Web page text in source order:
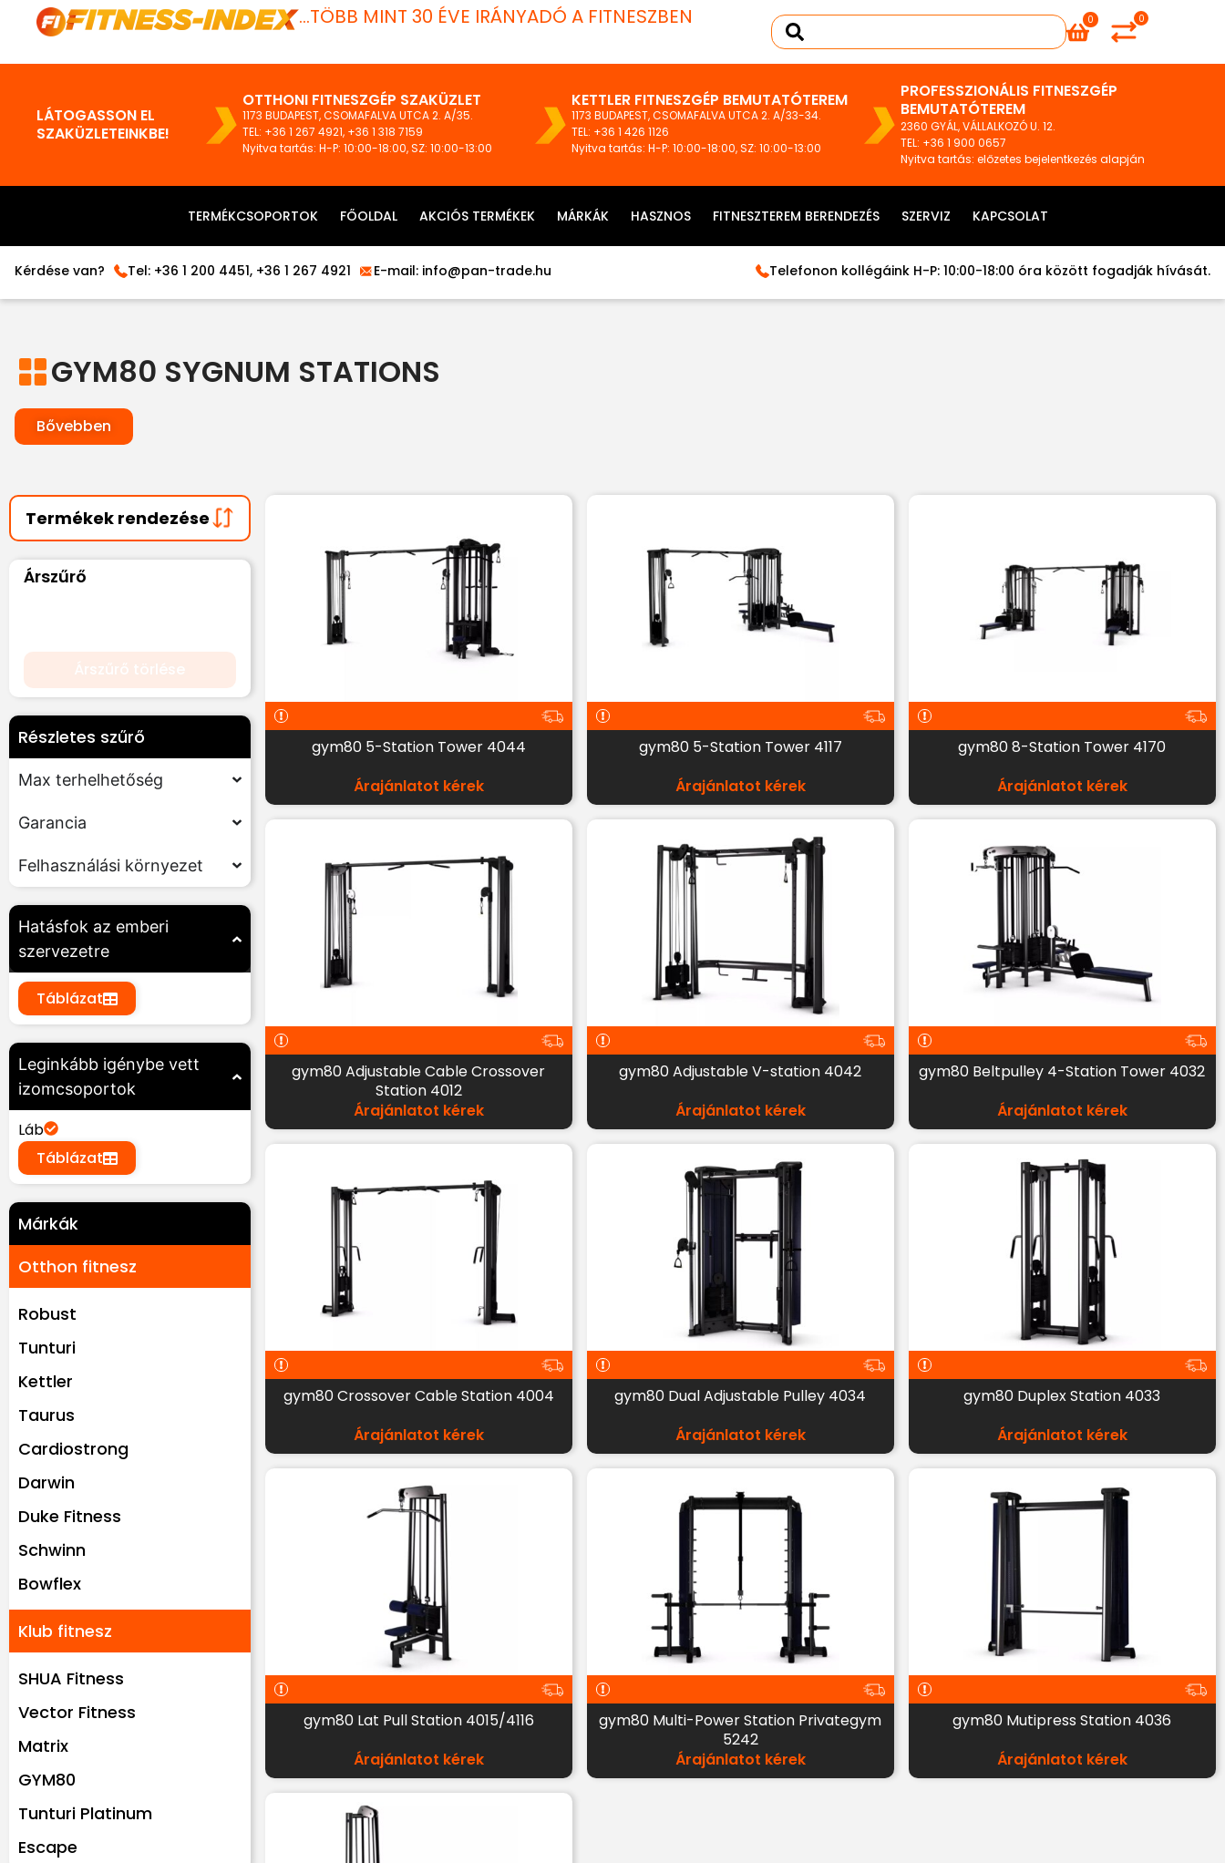
...TÖBB MINT 30 ÉVE IRÁNYADÓ A FITNESZBEN 0 0
LÁTOGASSON EL
SZAKÜZLETEINKBE!
OTTHONI FITNESZGÉP SZAKÜZLET
1173 BUDAPEST, CSOMAFALVA UTCA 2. A/35.
TEL: +36 1 267 4921, +36 1 318 7159
Nyitva tartás: H-P: 10:00-18:00, SZ: 10:00-13:00
KETTLER FITNESZGÉP BEMUTATÓTEREM
1173 BUDAPEST, CSOMAFALVA UTCA 2. A/33-34.
TEL: +36 1 426 1126
Nyitva tartás: H-P: 10:00-18:00, SZ: 10:00-13:00
PROFESSZIONÁLIS FITNESZGÉP
BEMUTATÓTEREM
2360 GYÁL, VÁLLALKOZÓ U. 12.
TEL: +36 1 900 0657
Nyitva tartás: előzetes bejelentkezés alapján
TERMÉKCSOPORTOK FŐOLDAL AKCIÓS TERMÉKEK MÁRKÁK HASZNOS FITNESZTEREM BERENDEZÉS SZERVIZ KAPCSOLAT
Kérdése van? Tel: +36 1 200 4451, +36 1 267 4921 E-mail: info@pan-trade.hu Telefonon kollégáink H-P: 10:00-18:00 óra között fogadják hívását.
GYM80 SYGNUM STATIONS
Bővebben
Árszűrő
Árszűrő törlése
Részletes szűrő
Max terhelhetőség
Garancia
Felhasználási környezet
Hatásfok az emberi
szervezetre
Táblázat
Leginkább igénybe vett
izomcsoportok
Láb
Táblázat
Márkák
Otthon fitnesz
Robust
Tunturi
Kettler
Taurus
Cardiostrong
Darwin
Duke Fitness
Schwinn
Bowflex
Klub fitnesz
SHUA Fitness
Vector Fitness
Matrix
GYM80
Tunturi Platinum
Escape
gym80 5-Station Tower 4044
Árajánlatot kérek
gym80 5-Station Tower 4117
Árajánlatot kérek
gym80 8-Station Tower 4170
Árajánlatot kérek
gym80 Adjustable Cable Crossover
Station 4012
Árajánlatot kérek
gym80 Adjustable V-station 4042
Árajánlatot kérek
gym80 Beltpulley 4-Station Tower 4032
Árajánlatot kérek
gym80 Crossover Cable Station 4004
Árajánlatot kérek
gym80 Dual Adjustable Pulley 4034
Árajánlatot kérek
gym80 Duplex Station 4033
Árajánlatot kérek
gym80 Lat Pull Station 4015/4116
Árajánlatot kérek
gym80 Multi-Power Station Privategym
5242
Árajánlatot kérek
gym80 Mutipress Station 4036
Árajánlatot kérek